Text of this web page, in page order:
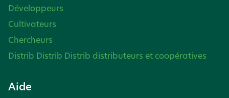
Développeurs
Cultivateurs
Chercheurs
Distrib Distrib Distrib distributeurs et coopératives
Aide